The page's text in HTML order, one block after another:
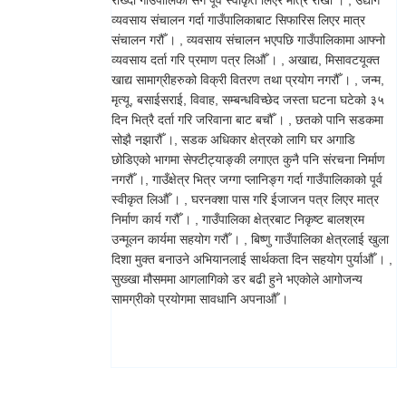
व्यवसाय संचालन गर्दा गाउँपालिकाबाट सिफारिस लिएर मात्र
संचालन गरौँ । , व्यवसाय संचालन भएपछि गाउँपालिकामा आफ्नो
व्यवसाय दर्ता गरि प्रमाण पत्र लिऔँ । , अखाद्य, मिसावटयूक्त
खाद्य सामाग्रीहरुको विक्री वितरण तथा प्रयोग नगरौँ । , जन्म,
मृत्यू, बसाईसराई, विवाह, सम्बन्धविच्छेद जस्ता घटना घटेको ३५
दिन भित्रै दर्ता गरि जरिवाना बाट बचौँ । , छतको पानि सडकमा
सोझै नझारौँ ।, सडक अधिकार क्षेत्रको लागि घर अगाडि
छोडिएको भागमा सेफ्टीट्याङ्की लगाएत कुनै पनि संरचना निर्माण
नगरौँ ।, गाउँक्षेत्र भित्र जग्गा प्लानिङ्ग गर्दा गाउँपालिकाको पूर्व
स्वीकृत लिऔँ । , घरनक्शा पास गरि ईजाजन पत्र लिएर मात्र
निर्माण कार्य गरौँ । , गाउँपालिका क्षेत्रबाट निकृष्ट बालश्रम
उन्मूलन कार्यमा सहयोग गरौँ । , बिष्णु गाउँपालिका क्षेत्रलाई खुला
दिशा मुक्त बनाउने अभियानलाई सार्थकता दिन सहयोग पुर्याऔँ । ,
सुख्खा मौसममा आगलागिको डर बढी हुने भएकोले आगोजन्य
सामग्रीको प्रयोगमा सावधानि अपनाऔँ ।